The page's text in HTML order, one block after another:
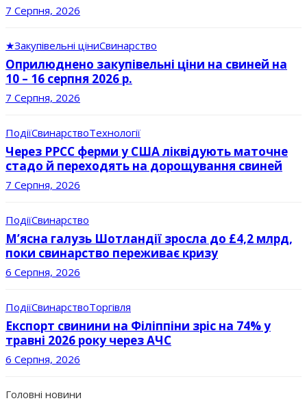
7 Серпня, 2026
★Закупівельні ціниСвинарство
Оприлюднено закупівельні ціни на свиней на
10 – 16 серпня 2026 р.
7 Серпня, 2026
ПодіїСвинарствоТехнології
Через РРСС ферми у США ліквідують маточне
стадо й переходять на дорощування свиней
7 Серпня, 2026
ПодіїСвинарство
М’ясна галузь Шотландії зросла до £4,2 млрд,
поки свинарство переживає кризу
6 Серпня, 2026
ПодіїСвинарствоТоргівля
Експорт свинини на Філіппіни зріс на 74% у
травні 2026 року через АЧС
6 Серпня, 2026
Головні новини